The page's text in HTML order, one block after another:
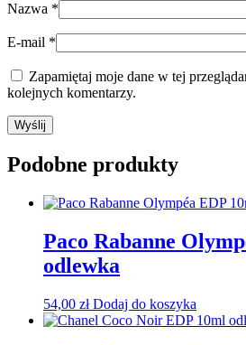
Nazwa *
E-mail *
Zapamiętaj moje dane w tej
kolejnych komentarzy.
Podobne produkty
Paco Rabanne
odlewka
54,00 zł Dodaj do koszyka